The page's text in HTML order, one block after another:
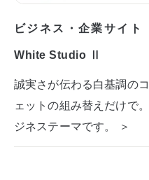
ビジネス・企業サイト
White Studio Ⅱ
誠実さが伝わる白基調の
ェットの組み替えだけで
ジネステーマです。 ＞